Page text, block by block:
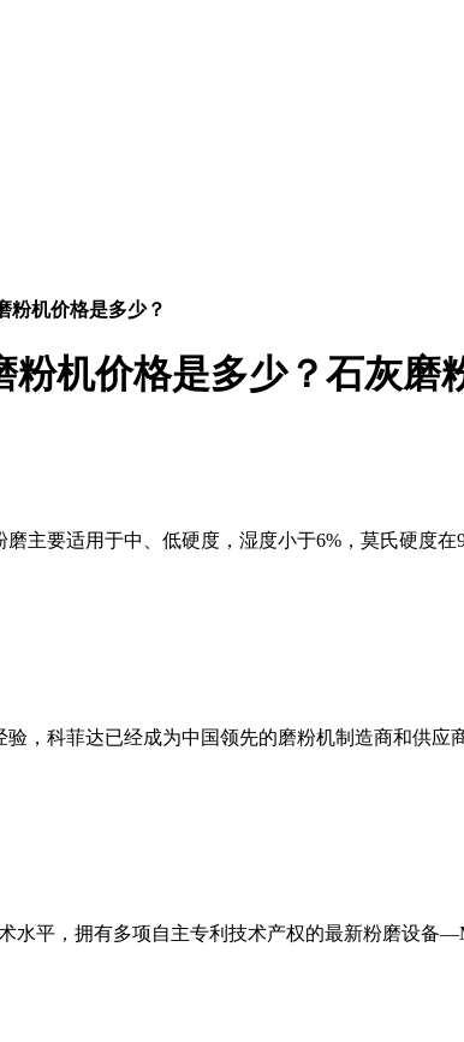
粉机价格是多少？
机价格是多少？石灰磨
主要适用于中、低硬度，湿度小于6%，莫氏硬度
，科菲达已经成为中国领先的磨粉机制造商和供
水平，拥有多项自主专利技术产权的最新粉磨设备